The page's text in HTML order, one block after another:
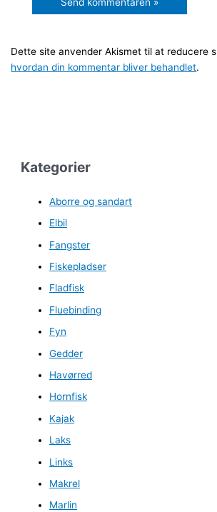
Dette site anvender Akismet til at reducere
hvordan din kommentar bliver behandlet.
Kategorier
Aborre og sandart
Elbil
Fangster
Fiskepladser
Fladfisk
Fluebinding
Fyn
Gedder
Havørred
Hornfisk
Kajak
Laks
Links
Makrel
Marlin